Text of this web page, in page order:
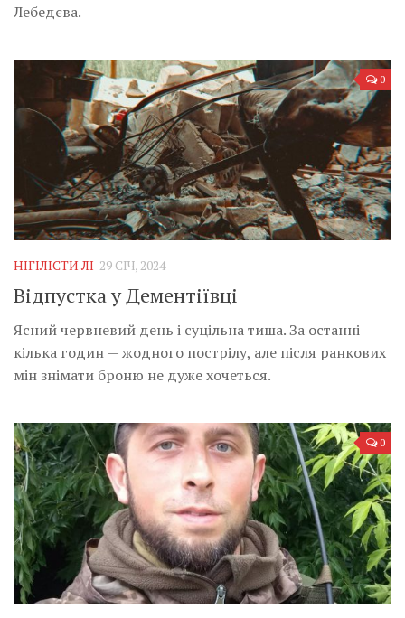
Лебедєва.
0
НІГІЛІСТИ ЛІ 29 СІЧ, 2024
Відпустка у Дементіївці
Ясний червневий день і суцільна тиша. За останні
кілька годин — жодного пострілу, але після ранкових
мін знімати броню не дуже хочеться.
0